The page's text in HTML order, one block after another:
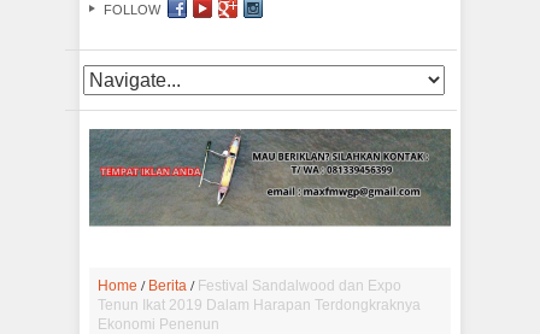
FOLLOW
Home / Berita / Festival Sandalwood dan Expo
Tenun Ikat 2019 Dalam Harapan Terdongkraknya
Ekonomi Penenun